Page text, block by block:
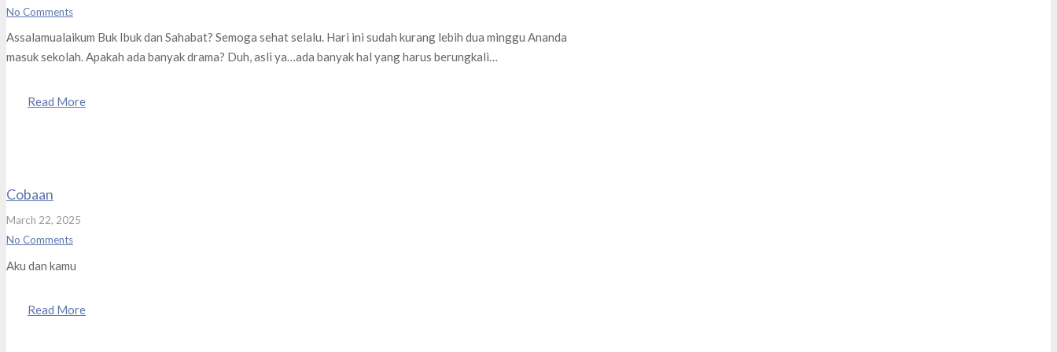
No Comments
Assalamualaikum Buk Ibuk dan Sahabat? Semoga sehat selalu. Hari ini sudah kurang lebih dua minggu Ananda
masuk sekolah. Apakah ada banyak drama? Duh, asli ya…ada banyak hal yang harus berungkali…
Read More
Cobaan
March 22, 2025
No Comments
Aku dan kamu
Read More